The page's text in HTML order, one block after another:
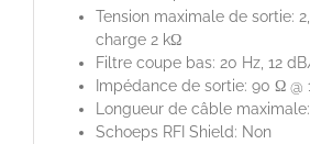
Tension maximale de sortie:
charge 2 kΩ
Filtre coupe bas: 20 Hz, 12
Impédance de sortie: 90 Ω @
Longueur de câble
Schoeps RFI Shield: Non